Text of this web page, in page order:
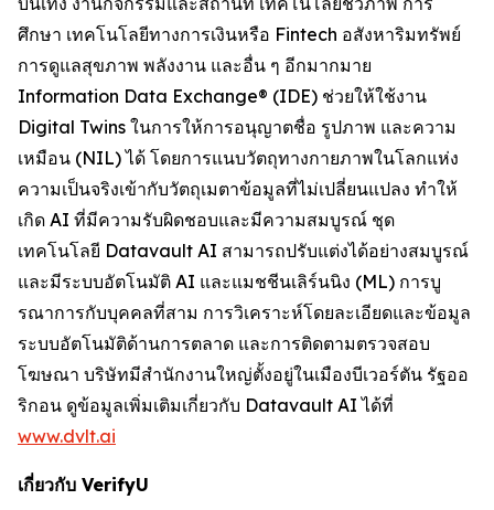
ศึกษา เทคโนโลยีทางการเงินหรือ Fintech อสังหาริมทรัพย์
การดูแลสุขภาพ พลังงาน และอื่น ๆ อีกมากมาย
Information Data Exchange® (IDE) ช่วยให้ใช้งาน
Digital Twins ในการให้การอนุญาตชื่อ รูปภาพ และความ
เหมือน (NIL) ได้ โดยการแนบวัตถุทางกายภาพในโลกแห่ง
ความเป็นจริงเข้ากับวัตถุเมตาข้อมูลที่ไม่เปลี่ยนแปลง ทำให้
เกิด AI ที่มีความรับผิดชอบและมีความสมบูรณ์ ชุด
เทคโนโลยี Datavault AI สามารถปรับแต่งได้อย่างสมบูรณ์
และมีระบบอัตโนมัติ AI และแมชชีนเลิร์นนิง (ML) การบู
รณาการกับบุคคลที่สาม การวิเคราะห์โดยละเอียดและข้อมูล
ระบบอัตโนมัติด้านการตลาด และการติดตามตรวจสอบ
โฆษณา บริษัทมีสำนักงานใหญ่ตั้งอยู่ในเมืองบีเวอร์ตัน รัฐออ
ริกอน ดูข้อมูลเพิ่มเติมเกี่ยวกับ Datavault AI ได้ที่
www.dvlt.ai
เกี่ยวกับ VerifyU